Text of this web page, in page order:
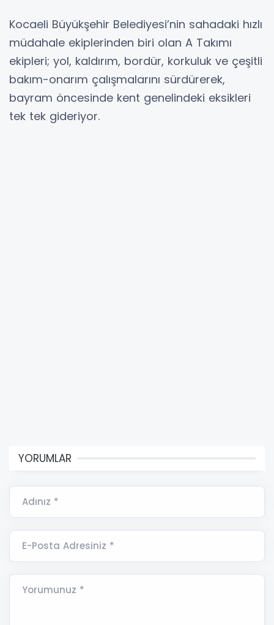
Kocaeli Büyükşehir Belediyesi’nin sahadaki hızlı
müdahale ekiplerinden biri olan A Takımı
ekipleri; yol, kaldırım, bordür, korkuluk ve çeşitli
bakım-onarım çalışmalarını sürdürerek,
bayram öncesinde kent genelindeki eksikleri
tek tek gideriyor.
YORUMLAR
Adınız *
E-Posta Adresiniz *
Yorumunuz *